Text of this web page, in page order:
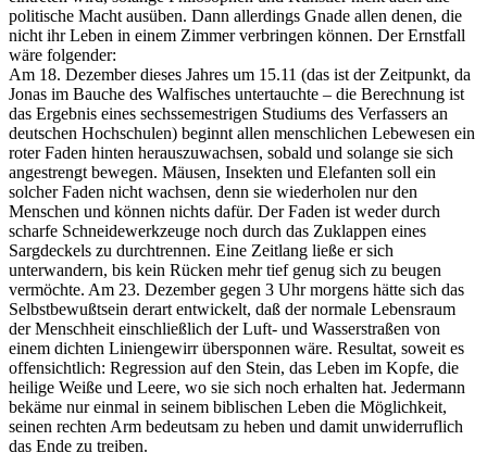
politische Macht ausüben. Dann allerdings Gnade allen denen, die
nicht ihr Leben in einem Zimmer verbringen können. Der Ernstfall
wäre folgender:
Am 18. Dezember dieses Jahres um 15.11 (das ist der Zeitpunkt, da
Jonas im Bauche des Walfisches untertauchte – die Berechnung ist
das Ergebnis eines sechssemestrigen Studiums des Verfassers an
deutschen Hochschulen) beginnt allen menschlichen Lebewesen ein
roter Faden hinten herauszuwachsen, sobald und solange sie sich
angestrengt bewegen. Mäusen, Insekten und Elefanten soll ein
solcher Faden nicht wachsen, denn sie wiederholen nur den
Menschen und können nichts dafür. Der Faden ist weder durch
scharfe Schneidewerkzeuge noch durch das Zuklappen eines
Sargdeckels zu durchtrennen. Eine Zeitlang ließe er sich
unterwandern, bis kein Rücken mehr tief genug sich zu beugen
vermöchte. Am 23. Dezember gegen 3 Uhr morgens hätte sich das
Selbstbewußtsein derart entwickelt, daß der normale Lebensraum
der Menschheit einschließlich der Luft- und Wasserstraßen von
einem dichten Liniengewirr übersponnen wäre. Resultat, soweit es
offensichtlich: Regression auf den Stein, das Leben im Kopfe, die
heilige Weiße und Leere, wo sie sich noch erhalten hat. Jedermann
bekäme nur einmal in seinem biblischen Leben die Möglichkeit,
seinen rechten Arm bedeutsam zu heben und damit unwiderruflich
das Ende zu treiben.